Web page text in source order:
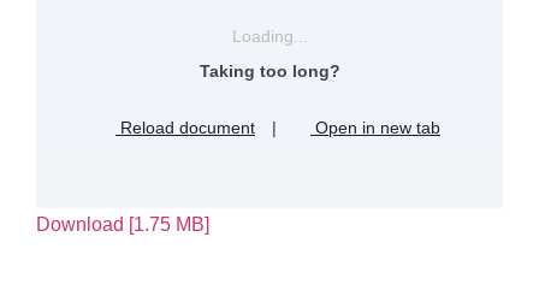
Loading...
Taking too long?
Reload document | Open in new tab
Download [1.75 MB]